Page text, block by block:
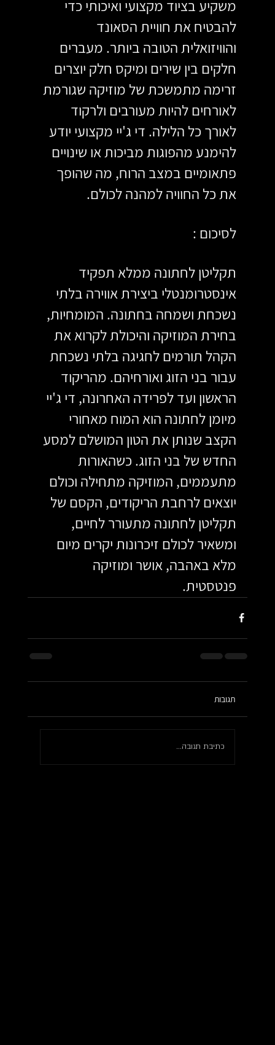
משקיע בציוד מקצועי ואיכותי כדי
להבטיח את חוויית הסאונד
והוויזואלית הטובה ביותר. מעברים
חלקים בין שירים ומיקס חלק יוצרים
זרימה מתמשכת של מוזיקה שגורמת
לאורחים להיות מעורבים ולרקוד
לאורך כל הלילה. די ג'יי מקצועי יודע
להימנע מהפוגות מביכות או שינויים
פתאומיים במצב הרוח, מה שהופך
את כל החוויה למהנה לכולם.
לסיכום :
תקליטן לחתונה ממלא תפקיד
אינסטרומנטלי ביצירת אווירה בלתי
נשכחת ושמחה בחתונה. המומחיות,
בחירת המוזיקה והיכולת לקרוא את
הקהל תורמים לחגיגה בלתי נשכחת
עבור בני הזוג ואורחיהם. מהריקוד
הראשון ועד לפרידה האחרונה, די ג'יי
מיומן לחתונה הוא המוח מאחורי
הקצב שנותן את הטון המושלם למסע
החדש של בני הזוג. כשהאורות
מתעממים, המוזיקה מתחילה וכולם
יוצאים לרחבת הריקודים, הקסם של
תקליטן לחתונה מתעורר לחיים,
ומשאיר לכולם זיכרונות יקרים מיום
מלא באהבה, אושר ומוזיקה
פנטסטית.
תגובות
כתיבת תגובה...